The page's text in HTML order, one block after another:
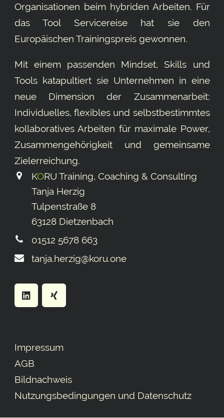
Organisationen beim hybriden Arbeiten. Für
das Tool Servicereisehat sie den
Europäischen Trainingspreis gewonnen.
Mit einem passenden Mindset, Skills und
Tools katapultiert sie Unternehmen in eine
neue Dimension der Zusammenarbeit:
Individuelles, flexibles und selbstbestimmtes
kollaboratives Arbeiten für maximale Power,
Zusammengehörigkeit und gemeinsame
Ziel­erreichung.
KORU Training, Coaching & Consulting
Tanja Herzig
Tulpenstraße 8
63128 Dietzenbach
01512 5678 663
tanja.herzig@koru.one
Impressum
AGB
Bildnachweis
Nutzungsbedingungen und Datenschutz